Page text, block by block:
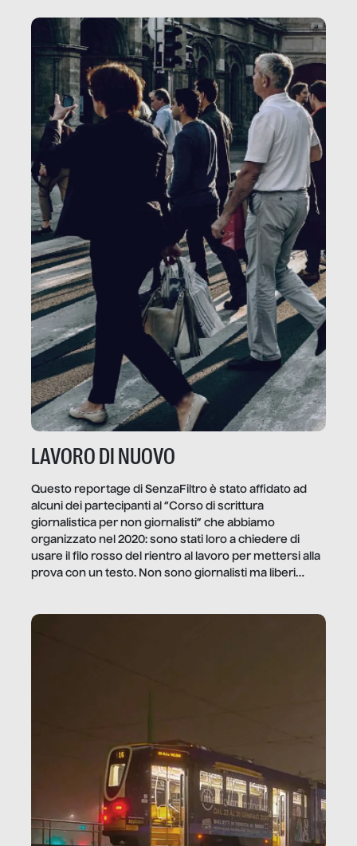
LAVORO DI NUOVO
Questo reportage di SenzaFiltro è stato affidato ad
alcuni dei partecipanti al “Corso di scrittura
giornalistica per non giornalisti” che abbiamo
organizzato nel 2020: sono stati loro a chiedere di
usare il filo rosso del rientro al lavoro per mettersi alla
prova con un testo. Non sono giornalisti ma liberi